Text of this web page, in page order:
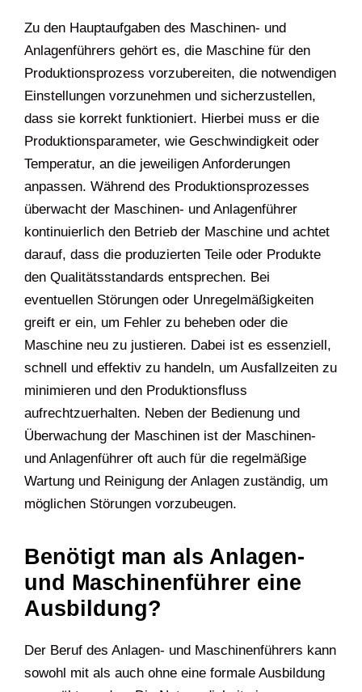
Zu den Hauptaufgaben des Maschinen- und
Anlagenführers gehört es, die Maschine für den
Produktionsprozess vorzubereiten, die notwendigen
Einstellungen vorzunehmen und sicherzustellen,
dass sie korrekt funktioniert. Hierbei muss er die
Produktionsparameter, wie Geschwindigkeit oder
Temperatur, an die jeweiligen Anforderungen
anpassen. Während des Produktionsprozesses
überwacht der Maschinen- und Anlagenführer
kontinuierlich den Betrieb der Maschine und achtet
darauf, dass die produzierten Teile oder Produkte
den Qualitätsstandards entsprechen. Bei
eventuellen Störungen oder Unregelmäßigkeiten
greift er ein, um Fehler zu beheben oder die
Maschine neu zu justieren. Dabei ist es essenziell,
schnell und effektiv zu handeln, um Ausfallzeiten zu
minimieren und den Produktionsfluss
aufrechtzuerhalten. Neben der Bedienung und
Überwachung der Maschinen ist der Maschinen-
und Anlagenführer oft auch für die regelmäßige
Wartung und Reinigung der Anlagen zuständig, um
möglichen Störungen vorzubeugen.
Benötigt man als Anlagen-
und Maschinenführer eine
Ausbildung?
Der Beruf des Anlagen- und Maschinenführers kann
sowohl mit als auch ohne eine formale Ausbildung